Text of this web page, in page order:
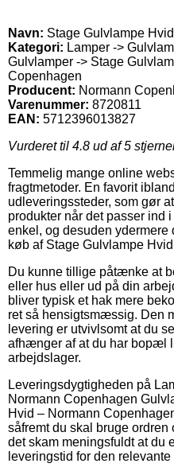
Navn: Stage Gulvlampe
Kategori: Lamper ->
Gulvlamper -> Stage
Copenhagen
Producent: Normann
Varenummer: 8720811
EAN: 5712396013827
Vurderet til 4.8 ud af 5
Temmelig mange online
fragtmetoder. En favorit
udleveringssteder, som gør
produkter når det passer ind
enkel, og desuden ydermere
køb af Stage Gulvlampe
Du kunne tillige påtænke at
eller hus eller ud på din
bliver typisk et hak mere
ret så hensigtsmæssig. Den
levering er utvivlsomt at du
afhænger af at du har bopæl
arbejdslager.
Leveringsdygtigheden på
Normann Copenhagen
Hvid – Normann
såfremt du skal bruge ordren
det skam meningsfuldt at du
leveringstid for den relevante